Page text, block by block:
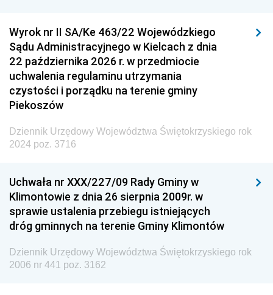
Wyrok nr II SA/Ke 463/22 Wojewódzkiego
Sądu Administracyjnego w Kielcach z dnia
22 października 2026 r. w przedmiocie
uchwalenia regulaminu utrzymania
czystości i porządku na terenie gminy
Piekoszów
Dziennik Urzędowy Województwa Świętokrzyskiego rok
2024 poz. 3716
Uchwała nr XXX/227/09 Rady Gminy w
Klimontowie z dnia 26 sierpnia 2009r. w
sprawie ustalenia przebiegu istniejących
dróg gminnych na terenie Gminy Klimontów
Dziennik Urzędowy Województwa Świętokrzyskiego rok
2006 nr 441 poz. 3162